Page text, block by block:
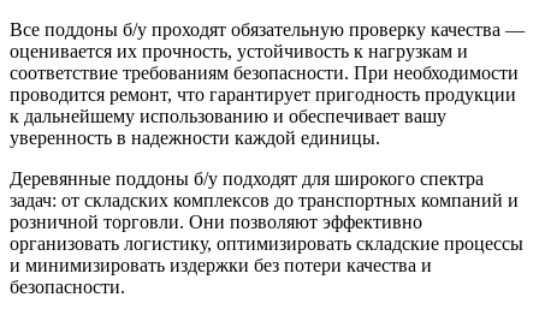
Все поддоны б/у проходят обязательную проверку качества —
оценивается их прочность, устойчивость к нагрузкам и
соответствие требованиям безопасности. При необходимости
проводится ремонт, что гарантирует пригодность продукции
к дальнейшему использованию и обеспечивает вашу
уверенность в надежности каждой единицы.
Деревянные поддоны б/у подходят для широкого спектра
задач: от складских комплексов до транспортных компаний и
розничной торговли. Они позволяют эффективно
организовать логистику, оптимизировать складские процессы
и минимизировать издержки без потери качества и
безопасности.